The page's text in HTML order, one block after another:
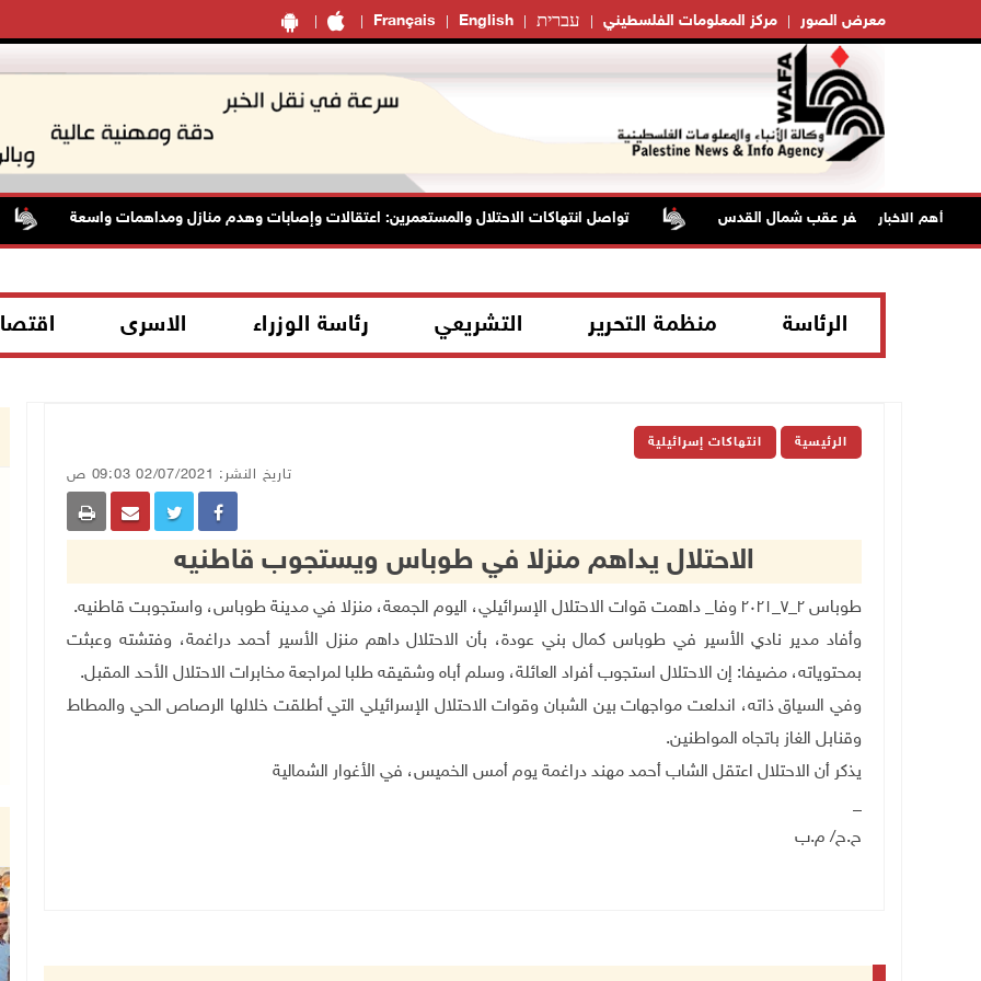
Français English עברית مركز المعلومات الفلسطيني معرض الصور
أهم الاخبار تواصل انتهاكات الاحتلال والمستعمرين: اعتقالات وإصابات وهدم منازل ومداهمات واسعة
الرئاسة منظمة التحرير التشريعي رئاسة الوزراء الاسرى
الرئيسية انتهاكات إسرائيلية
تاريخ النشر: 02/07/2021 09:03 ص
الاحتلال يداهم منزلا في طوباس ويستجوب قاطنيه
طوباس ٢_٧_٢٠٢١ وفا_ داهمت قوات الاحتلال الإسرائيلي، اليوم الجمعة، منزلا في مدينة طوباس، واستجوبت قاطنيه
.
وأفاد مدير نادي الأسير في طوباس كمال بني عودة، بأن الاحتلال داهم منزل الأسير أحمد دراغمة، وفتشته وعبثت
بمحتوياته، مضيفا: إن الاحتلال استجوب أفراد العائلة، وسلم أباه وشقيقه طلبا لمراجعة مخابرات الاحتلال الأحد المقبل.
وفي السياق ذاته، اندلعت مواجهات بين الشبان وقوات الاحتلال الإسرائيلي التي أطلقت خلالها الرصاص الحي والمطاط
وقنابل الغاز باتجاه المواطنين.
يذكر أن الاحتلال اعتقل الشاب أحمد مهند دراغمة يوم أمس الخميس، في الأغوار الشمالية
_
ح.ح/ م.ب